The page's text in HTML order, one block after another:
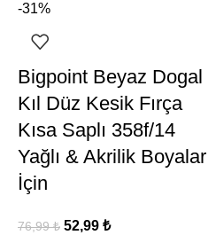
-31%
Bigpoint Beyaz Dogal
Kıl Düz Kesik Fırça
Kısa Saplı 358f/14
Yağlı & Akrilik Boyalar
İçin
76,99₺ 52,99 ₺